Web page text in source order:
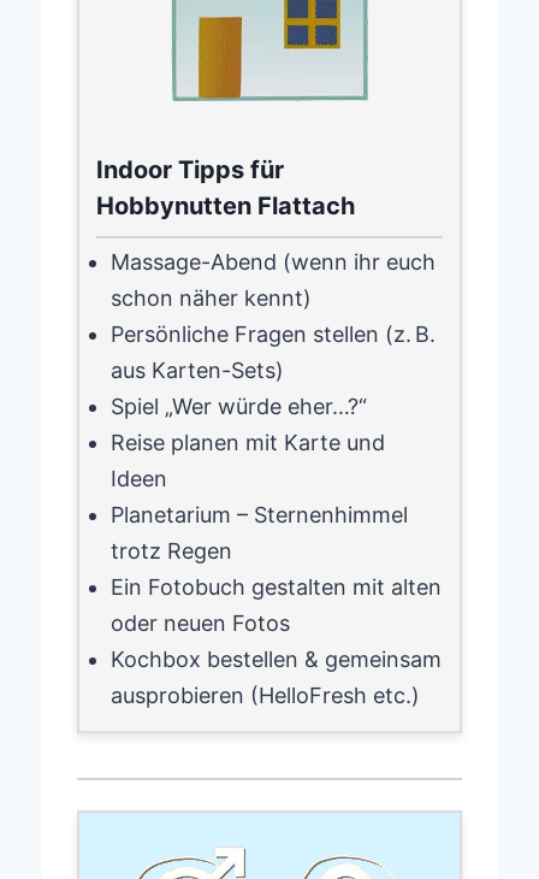
Indoor Tipps für
Hobbynutten Flattach
Massage-Abend (wenn ihr euch
schon näher kennt)
Persönliche Fragen stellen (z. B.
aus Karten-Sets)
Spiel „Wer würde eher…?“
Reise planen mit Karte und
Ideen
Planetarium – Sternenhimmel
trotz Regen
Ein Fotobuch gestalten mit alten
oder neuen Fotos
Kochbox bestellen & gemeinsam
ausprobieren (HelloFresh etc.)